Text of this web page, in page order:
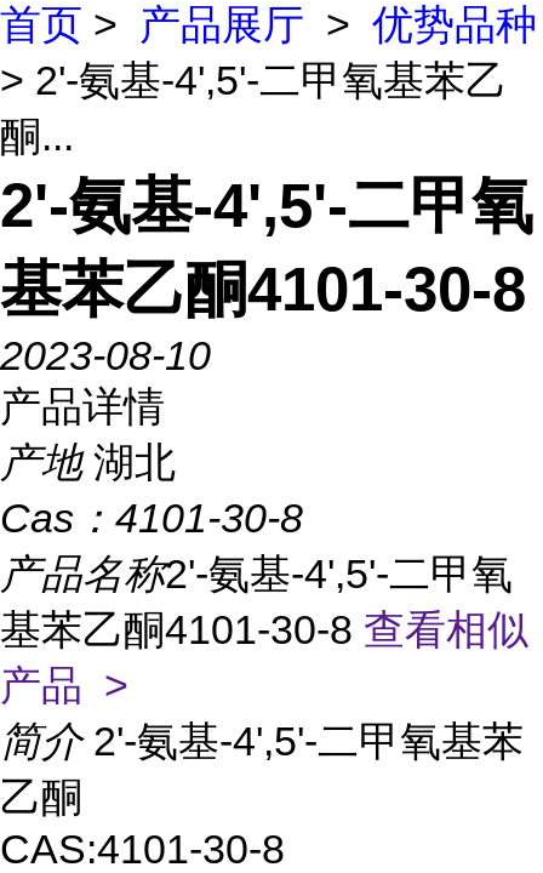
首页 > 产品展厅 > 优势品种
> 2'-氨基-4',5'-二甲氧基苯乙
酮...
2'-氨基-4',5'-二甲氧
基苯乙酮4101-30-8
2023-08-10
产品详情
产地 湖北
Cas： 4101-30-8
产品名称2'-氨基-4',5'-二甲氧
基苯乙酮4101-30-8 查看相似
产品 >
简介 2'-氨基-4',5'-二甲氧基苯
乙酮
CAS:4101-30-8